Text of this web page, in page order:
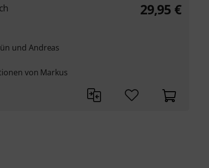
und Andreas
von Markus
29,95 €